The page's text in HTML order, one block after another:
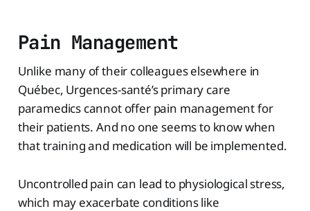
Pain Management
Unlike many of their colleagues elsewhere in
Québec, Urgences-santé’s primary care
paramedics cannot offer pain management for
their patients. And no one seems to know when
that training and medication will be implemented.
Uncontrolled pain can lead to physiological stress,
which may exacerbate conditions like